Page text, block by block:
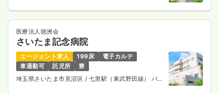
4週8休以上
ブランク可 月給26万円以上可
気になる
外来 正・准看護師 一般病院
医療法人徳洲会
さいたま記念病院
エージェント求人 199床
電子カルテ
車通勤可
託児所
寮
埼玉県さいたま市見沼区 / 七里駅（東武野田線） バス